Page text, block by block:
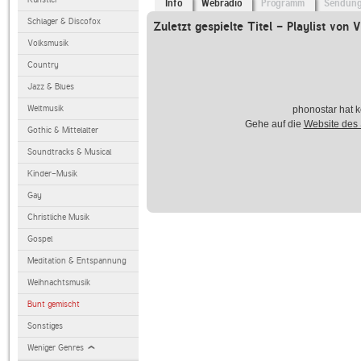
Schlager & Discofox
Volksmusik
Country
Jazz & Blues
Weltmusik
Gothic & Mittelalter
Soundtracks & Musical
Kinder-Musik
Gay
Christliche Musik
Gospel
Meditation & Entspannung
Weihnachtsmusik
Bunt gemischt
Sonstiges
Weniger Genres
Info Webradio Programm
Zuletzt gespielte Titel - Playlist von
phonostar hat
Gehe auf die Website des